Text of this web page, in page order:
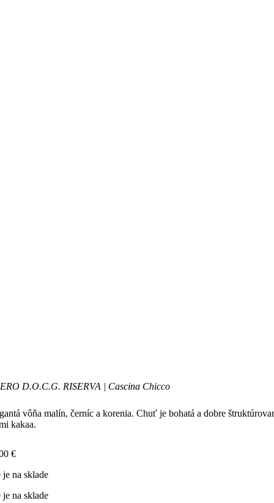
D.O.C.G. RISERVA | Cascina Chicco
vôňa malín, černíc a korenia. Chuť je bohatá a dobre
kakaa.
€
je na sklade
je na sklade